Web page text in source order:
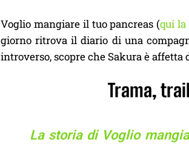
Voglio mangiare il tuo pancreas (qui la
giorno ritrova il diario di una
introverso, scopre che Sakura è affetta
Trama,
La storia di Voglio